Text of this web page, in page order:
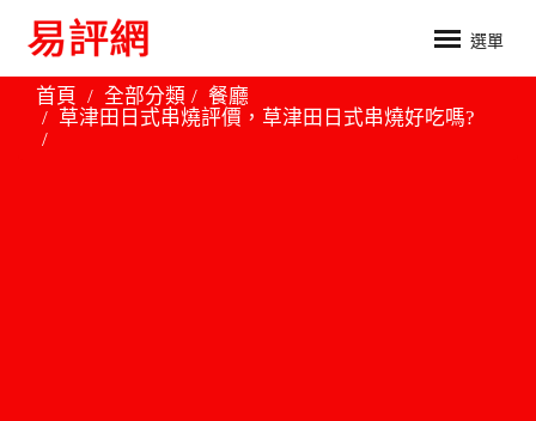
選單
首頁 全部分類
餐廳
草津田日式串燒評價，草津田日式串燒好吃嗎?